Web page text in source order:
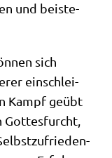
und bei­ste­
sich
ein­schlei­
Kampf geübt
Got­tes­furcht,